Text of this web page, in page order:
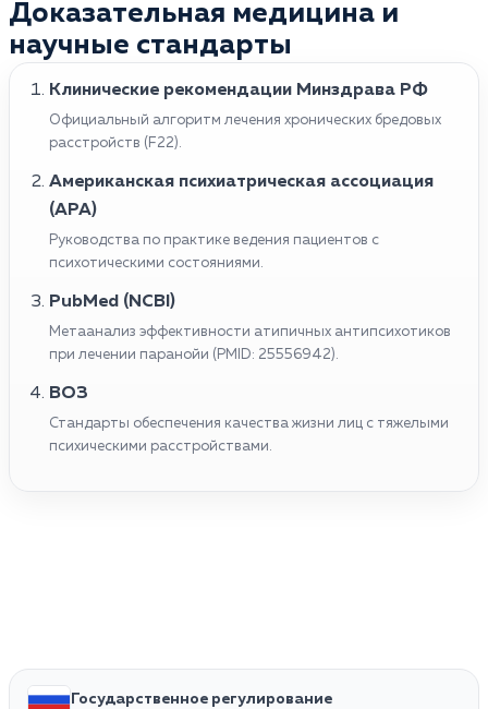
расстройства. В неконтролируемых случаях она
приводит к насильственному поведению или
самоповреждению. Болезнь может быть также
симптомом более серьезного психического
заболевания, такого как шизофрения. При
отсутствии лечения патология может постепенно
отношения с друзьями и семьей, влиять на общее
здоровье.
некоторые стратегии, такие как упражнения для
расслабления и медитация для снижения стресса,
чувства изоляции, и избегание алкоголя и
наркотиков. Важно подчеркнуть, что обращение к
медицинскому специалисту является ключевым
шагом в лечении паранойи, даже при попытках
справиться с симптомами дома.
Доказательная медицина и
научные стандарты
Клинические рекомендации Минздрава РФ
Официальный алгоритм лечения хронических бредовых
расстройств (F22).
Американская психиатрическая ассоциация
(APA)
Руководства по практике ведения пациентов с
психотическими состояниями.
PubMed (NCBI)
Метаанализ эффективности атипичных антипсихотиков
при лечении паранойи (PMID: 25556942).
ВОЗ
Стандарты обеспечения качества жизни лиц с тяжелыми
психическими расстройствами.
Государственное регулирование